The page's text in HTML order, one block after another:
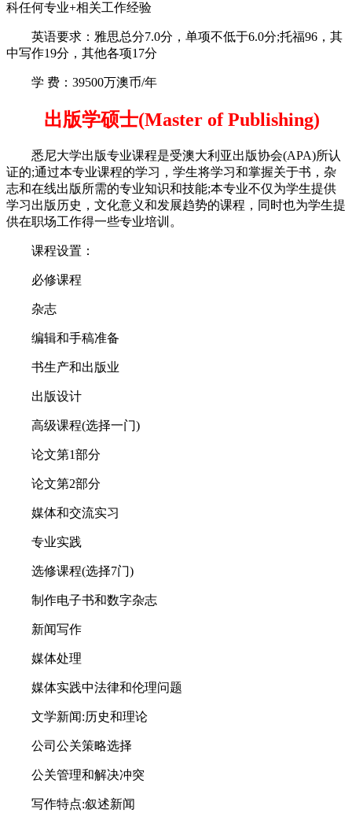
科任何专业+相关工作经验
英语要求：雅思总分7.0分，单项不低于6.0分;托福96，其
中写作19分，其他各项17分
学 费：39500万澳币/年
出版学硕士(Master of Publishing)
悉尼大学出版专业课程是受澳大利亚出版协会(APA)所认
证的;通过本专业课程的学习，学生将学习和掌握关于书，杂
志和在线出版所需的专业知识和技能;本专业不仅为学生提供
学习出版历史，文化意义和发展趋势的课程，同时也为学生提
供在职场工作得一些专业培训。
课程设置：
必修课程
杂志
编辑和手稿准备
书生产和出版业
出版设计
高级课程(选择一门)
论文第1部分
论文第2部分
媒体和交流实习
专业实践
选修课程(选择7门)
制作电子书和数字杂志
新闻写作
媒体处理
媒体实践中法律和伦理问题
文学新闻:历史和理论
公司公关策略选择
公关管理和解决冲突
写作特点:叙述新闻